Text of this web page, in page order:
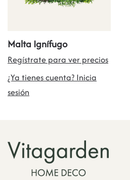
Malta Ignífugo
Regístrate para ver precios
¿Ya tienes cuenta? Inicia
sesión